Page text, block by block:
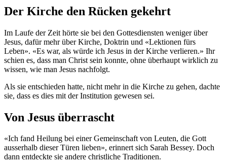
Der Kirche den Rücken gekehrt
Im Laufe der Zeit hörte sie bei den Gottesdiensten weniger über
Jesus, dafür mehr über Kirche, Doktrin und «Lektionen fürs
Leben». «Es war, als würde ich Jesus in der Kirche verlieren.» Ihr
schien es, dass man Christ sein konnte, ohne überhaupt wirklich zu
wissen, wie man Jesus nachfolgt.
Als sie entschieden hatte, nicht mehr in die Kirche zu gehen, dachte
sie, dass es dies mit der Institution gewesen sei.
Von Jesus überrascht
«Ich fand Heilung bei einer Gemeinschaft von Leuten, die Gott
ausserhalb dieser Türen lieben», erinnert sich Sarah Bessey. Doch
dann entdeckte sie andere christliche Traditionen.